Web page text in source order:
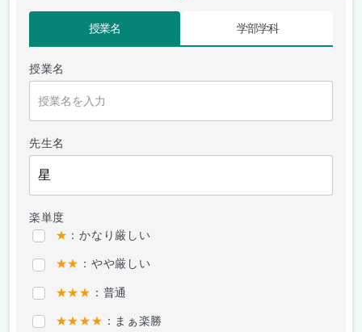
授業名 学部学科
授業名
先生名
楽単度
★ ：かなり厳しい
★★ ：やや厳しい
★★★ ：普通
★★★★ ：まぁ楽勝